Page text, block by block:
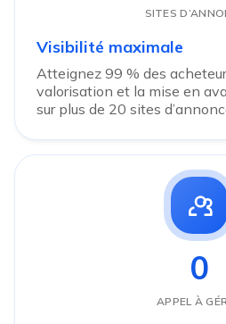
SITES
Visibilité maximale
Atteignez 99 % des
valorisation et la mise en
sur plus de 20 sites
0
APPEL À